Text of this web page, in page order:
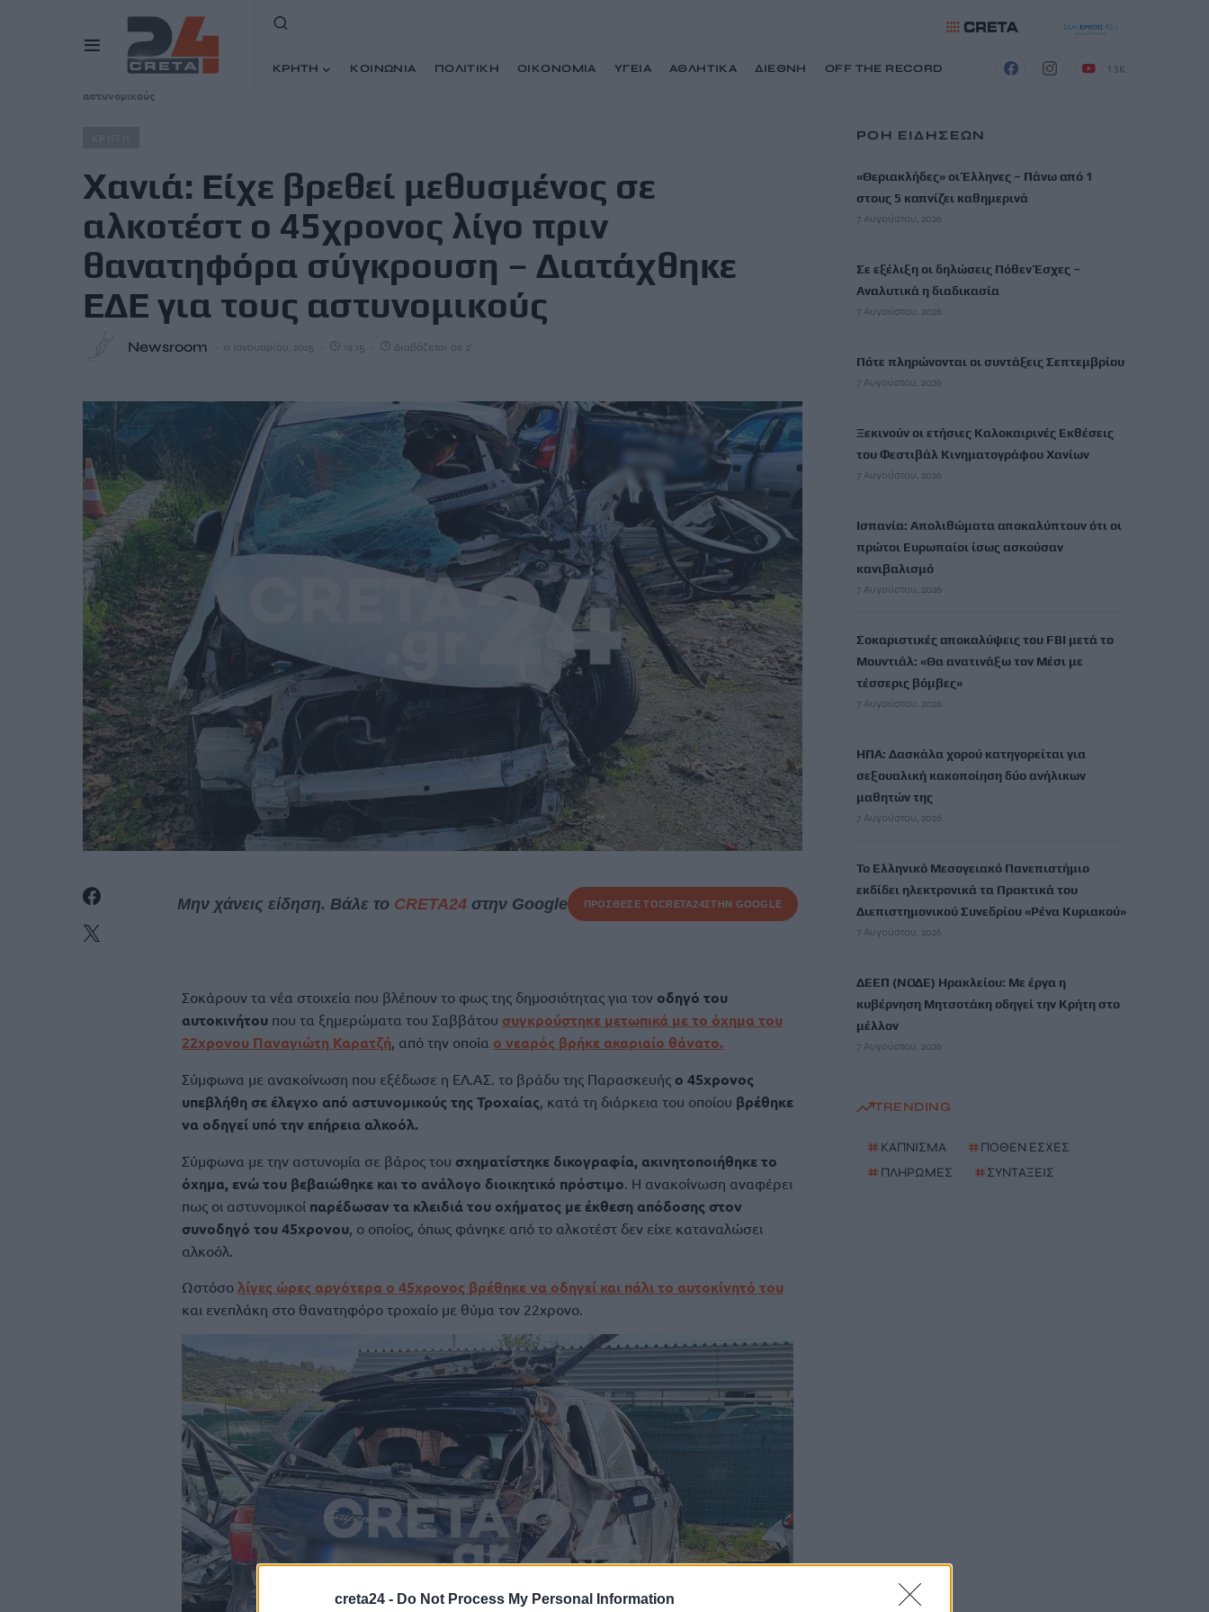
creta24 - Do Not Process My Personal Information
ΚΡΗΤΗ ΚΟΙΝΩΝΙΑ ΠΟΛΙΤΙΚΗ ΟΙΚΟΝΟΜΙΑ ΥΓΕΙΑ ΑΘΛΗΤΙΚΑ ΔΙΕΘΝΗ OFF THE RECORD 13K
αστυνομικούς
Χανιά: Είχε βρεθεί μεθυσμένος σε
αλκοτέστ ο 45χρονος λίγο πριν
θανατηφόρα σύγκρουση – Διατάχθηκε
ΕΔΕ για τους αστυνομικούς
Newsroom 11 Ιανουαρίου, 2025 19:15 Διαβάζεται σε 2'
Μην χάνεις είδηση. Βάλε το CRETA24στην Google ΠΡΟΣΘΕΣΕ ΤΟCRETA24ΣΤΗΝ GOOGLE
Σοκάρουν τα νέα στοιχεία που βλέπουν το φως της δημοσιότητας για τον οδηγό του
αυτοκινήτου που τα ξημερώματα του Σαββάτου συγκρούστηκε μετωπικά με το όχημα του
22χρονου Παναγιώτη Καρατζή, από την οποία ο νεαρός βρήκε ακαριαίο θάνατο.
Σύμφωνα με ανακοίνωση που εξέδωσε η ΕΛ.ΑΣ. το βράδυ της Παρασκευής ο 45χρονος
υπεβλήθη σε έλεγχο από αστυνομικούς της Τροχαίας, κατά τη διάρκεια του οποίου βρέθηκε
να οδηγεί υπό την επήρεια αλκοόλ.
Σύμφωνα με την αστυνομία σε βάρος του σχηματίστηκε δικογραφία, ακινητοποιήθηκε το
όχημα, ενώ του βεβαιώθηκε και το ανάλογο διοικητικό πρόστιμο. Η ανακοίνωση αναφέρει
πως οι αστυνομικοί παρέδωσαν τα κλειδιά του οχήματος με έκθεση απόδοσης στον
συνοδηγό του 45χρονου, ο οποίος, όπως φάνηκε από το αλκοτέστ δεν είχε καταναλώσει
αλκοόλ.
Ωστόσο λίγες ώρες αργότερα ο 45χρονος βρέθηκε να οδηγεί και πάλι το αυτοκίνητό του
και ενεπλάκη στο θανατηφόρο τροχαίο με θύμα τον 22χρονο.
ΡΟΗ ΕΙΔΗΣΕΩΝ
«Θεριακλήδες» οι Έλληνες – Πάνω από 1
στους 5 καπνίζει καθημερινά
7 Αυγούστου, 2026
Σε εξέλιξη οι δηλώσεις Πόθεν Έσχες –
Αναλυτικά η διαδικασία
7 Αυγούστου, 2026
Πότε πληρώνονται οι συντάξεις Σεπτεμβρίου
7 Αυγούστου, 2026
Ξεκινούν οι ετήσιες Καλοκαιρινές Εκθέσεις
του Φεστιβάλ Κινηματογράφου Χανίων
7 Αυγούστου, 2026
Ισπανία: Απολιθώματα αποκαλύπτουν ότι οι
πρώτοι Ευρωπαίοι ίσως ασκούσαν
κανιβαλισμό
7 Αυγούστου, 2026
Σοκαριστικές αποκαλύψεις του FBI μετά το
Μουντιάλ: «Θα ανατινάξω τον Μέσι με
τέσσερις βόμβες»
7 Αυγούστου, 2026
ΗΠΑ: Δασκάλα χορού κατηγορείται για
σεξουαλική κακοποίηση δύο ανήλικων
μαθητών της
7 Αυγούστου, 2026
Το Ελληνικό Μεσογειακό Πανεπιστήμιο
εκδίδει ηλεκτρονικά τα Πρακτικά του
Διεπιστημονικού Συνεδρίου «Ρένα Κυριακού»
7 Αυγούστου, 2026
ΔΕΕΠ (ΝΟΔΕ) Ηρακλείου: Με έργα η
κυβέρνηση Μητσοτάκη οδηγεί την Κρήτη στο
μέλλον
7 Αυγούστου, 2026
TRENDING
# ΚΑΠΝΙΣΜΑ #ΠΟΘΕΝ ΕΣΧΕΣ
# ΠΛΗΡΩΜΕΣ #ΣΥΝΤΑΞΕΙΣ